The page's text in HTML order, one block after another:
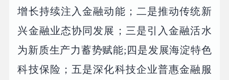
增长持续注入金融动能；二是推动传统新
兴金融业态协同发展；三是引入金融活水
为新质生产力蓄势赋能;四是发展海淀特色
科技保险；五是深化科技企业普惠金融服